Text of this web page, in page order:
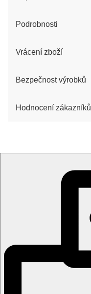
Podrobnosti
Vrácení zboží
Bezpečnost výrobků
Hodnocení zákazníků